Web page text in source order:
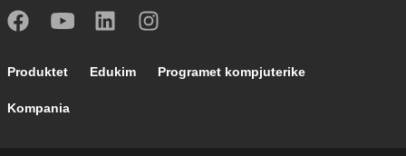
Footer main navigation
Produktet Edukim Programet kompjuterike
Kompania